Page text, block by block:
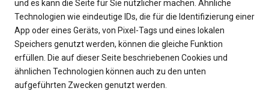
und es kann die Seite für Sie nützlicher machen. Ähnliche
Technologien wie eindeutige IDs, die für die Identifizierung einer
App oder eines Geräts, von Pixel-Tags und eines lokalen
Speichers genutzt werden, können die gleiche Funktion
erfüllen. Die auf dieser Seite beschriebenen Cookies und
ähnlichen Technologien können auch zu den unten
aufgeführten Zwecken genutzt werden.